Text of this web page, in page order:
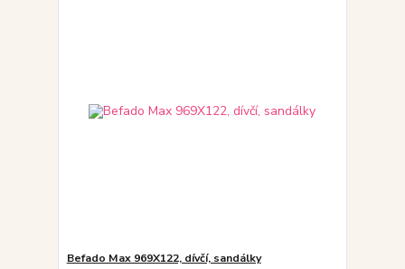
Befado Max 969X122, dívčí, sandálky